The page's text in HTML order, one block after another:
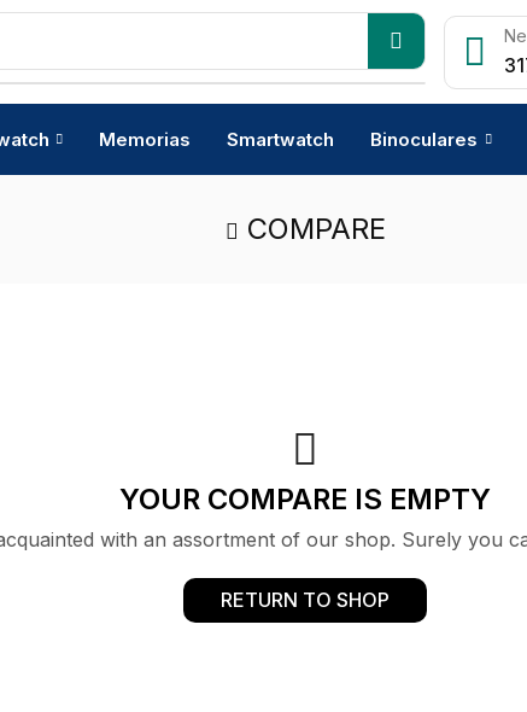
Memorias Smartwatch Binoculares
COMPARE
YOUR COMPARE IS EMPTY
with an assortment of our shop. Surely you
RETURN TO SHOP